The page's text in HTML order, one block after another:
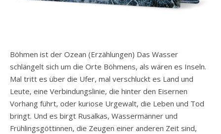
Böhmen ist der Ozean (Erzählungen) Das Wasser
schlängelt sich um die Orte Böhmens, als wären es Inseln.
Mal tritt es über die Ufer, mal verschluckt es Land und
Leute, eine Verbindungslinie, die hinter den Eisernen
Vorhang führt, oder kuriose Urgewalt, die Leben und Tod
bringt. Und es birgt Rusalkas, Wassermänner und
Frühlingsgöttinnen, die Zeugen einer anderen Zeit sind,